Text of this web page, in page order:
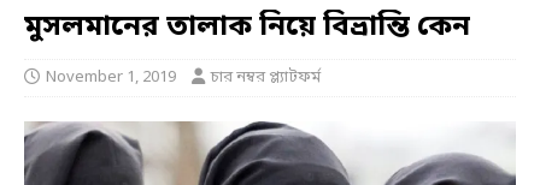
মুসলমানের তালাক নিয়ে বিভ্রান্তি কেন
November 1, 2019 চার নম্বর প্ল্যাটফর্ম